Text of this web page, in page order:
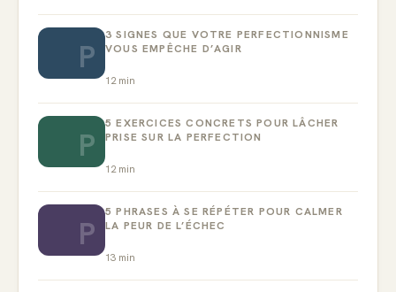
P
3 SIGNES QUE VOTRE PERFECTIONNISME
VOUS EMPÊCHE D’AGIR
12min
P
5 EXERCICES CONCRETS POUR LÂCHER
PRISE SUR LA PERFECTION
12min
P
5 PHRASES À SE RÉPÉTER POUR CALMER
LA PEUR DE L’ÉCHEC
13 min